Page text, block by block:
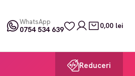
WhatsApp
0754 534 639 0,00 lei
Reduceri